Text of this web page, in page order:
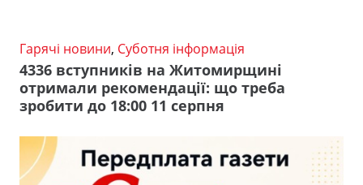
Гарячі новини, Суботня інформація
4336 вступників на Житомирщині
отримали рекомендації: що треба
зробити до 18:00 11 серпня